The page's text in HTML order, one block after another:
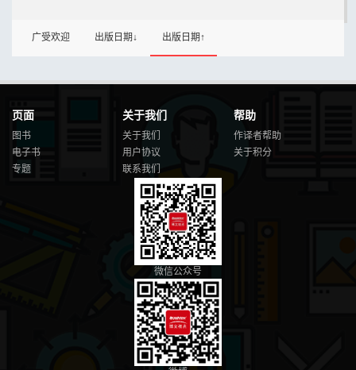
广受欢迎 出版日期↓ 出版日期↑
页面
图书
电子书
专题
关于我们
关于我们
用户协议
联系我们
帮助
作译者帮助
关于积分
微信公众号